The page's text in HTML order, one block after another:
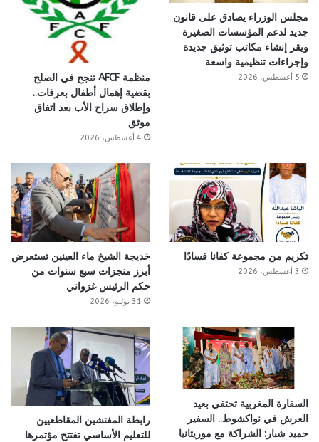
مجلس الوزراء يصادق على قانون
جديد لدعم المؤسسات الصغيرة
ويقر إنشاء مكاتب توثيق جديدة
وإجراءات تنظيمية واسعة
5 أغسطس، 2026
منظمة AFCF تنجح في الصلح
بقضية إهمال أطفال بعرفات..
وإطلاق سراح الأب بعد اتفاق
موثق
4 أغسطس، 2026
تكريم من مجموعة كفانا فسادًا
3 أغسطس، 2026
خديجة الشيخ ماء العينين تستعرض
أبرز منجزات سبع سنوات من
حكم الرئيس غزواني
31 يوليو، 2026
السفارة المغربية تحتفي بعيد
العرش في نواكشوط.. السفير
حميد شبار: الشراكة مع موريتانيا
رابطة المفتشين المقاطعيين
للتعليم الأساسي تفتتح مؤتمرها